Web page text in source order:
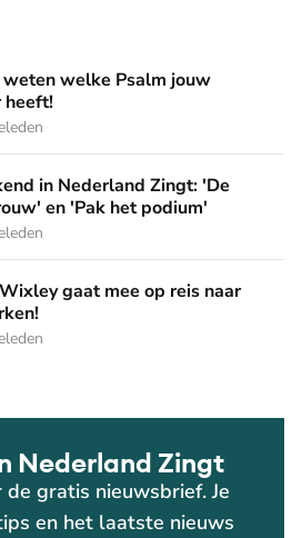
jouw voorkeur heeft!
weten welke Psalm jouw
heeft!
Zingt: 'De sterke vrouw' en 'Pak
in Nederland Zingt: 'De
en 'Pak het podium'
op reis naar Denemarken!
gaat mee op reis naar
Nederland Zingt
gratis nieuwsbrief. Je
en het laatste nieuws